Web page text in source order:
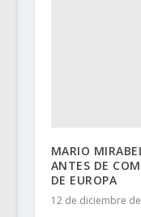
MARIO
ANTES DE
DE EUROPA
12 de diciembre